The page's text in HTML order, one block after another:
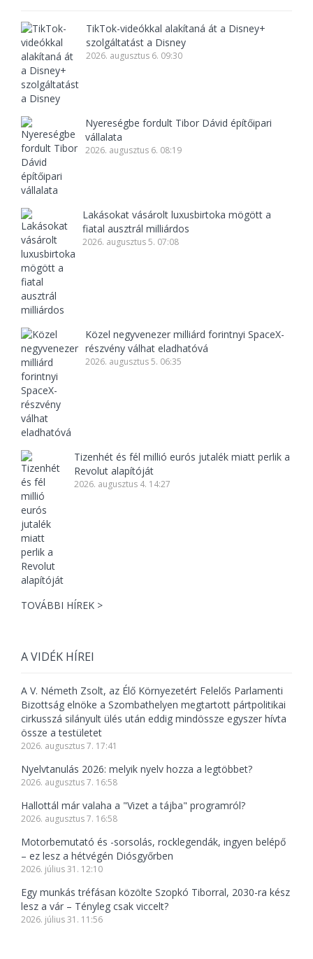
TikTok-videókkal alakítaná át a Disney+
szolgáltatást a Disney
2026. augusztus 6. 09:30
Nyereségbe fordult Tibor Dávid építőipari
vállalata
2026. augusztus 6. 08:19
Lakásokat vásárolt luxusbirtoka mögött a
fiatal ausztrál milliárdos
2026. augusztus 5. 07:08
Közel negyvenezer milliárd forintnyi SpaceX-
részvény válhat eladhatóvá
2026. augusztus 5. 06:35
Tizenhét és fél millió eurós jutalék miatt perlik a
Revolut alapítóját
2026. augusztus 4. 14:27
TOVÁBBI HÍREK >
A VIDÉK HÍREI
A V. Németh Zsolt, az Élő Környezetért Felelős Parlamenti
Bizottság elnöke a Szombathelyen megtartott pártpolitikai
cirkusszá silányult ülés után eddig mindössze egyszer hívta
össze a testületet
2026. augusztus 7. 17:41
Nyelvtanulás 2026: melyik nyelv hozza a legtöbbet?
2026. augusztus 7. 16:58
Hallottál már valaha a "Vizet a tájba" programról?
2026. augusztus 7. 16:58
Motorbemutató és -sorsolás, rocklegendák, ingyen belépő
– ez lesz a hétvégén Diósgyőrben
2026. július 31. 12:10
Egy munkás tréfásan közölte Szopkó Tiborral, 2030-ra kész
lesz a vár – Tényleg csak viccelt?
2026. július 31. 11:56